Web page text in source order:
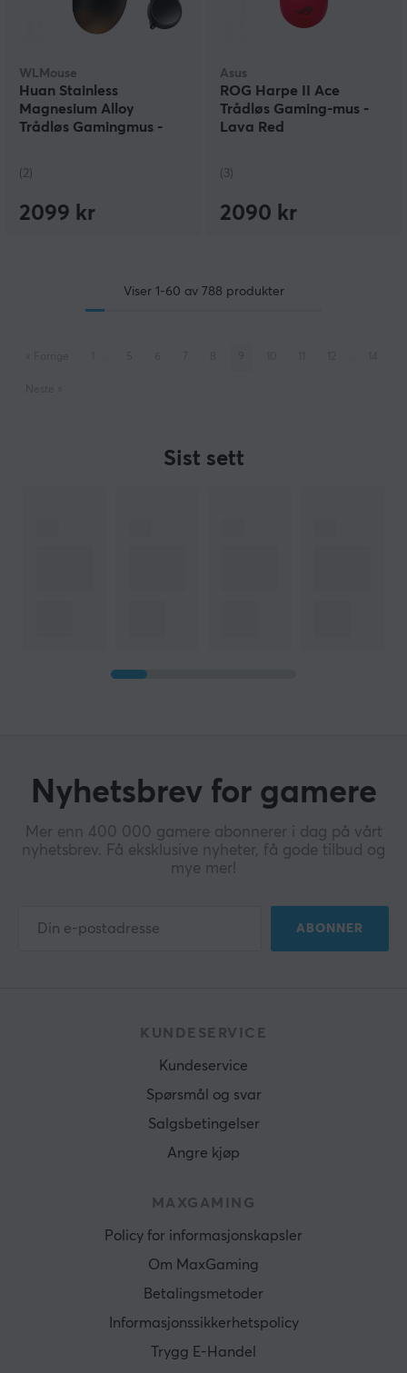
WLMouse
Huan Stainless
Magnesium Alloy
Trådløs Gamingmus -
(2)
2099 kr
Asus
ROG Harpe II Ace
Trådløs Gaming-mus -
Lava Red
(3)
2090 kr
Viser 1-60 av 788 produkter
Sist sett
Nyhetsbrev for gamere
Mer enn 400 000 gamere abonnerer i dag på vårt
nyhetsbrev. Få eksklusive nyheter, få gode tilbud og
mye mer!
ABONNER
KUNDESERVICE
Kundeservice
Spørsmål og svar
Salgsbetingelser
Angre kjøp
MAXGAMING
Policy for informasjonskapsler
Om MaxGaming
Betalingsmetoder
Informasjonssikkerhetspolicy
Trygg E-Handel